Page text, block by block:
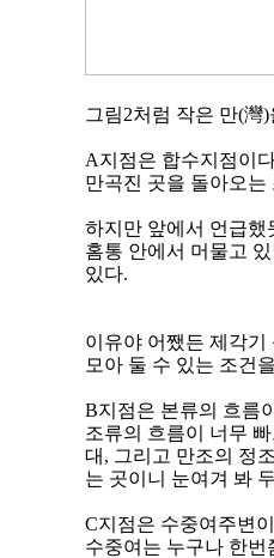
그림2처럼 작은 만(灣)
A지점은 합수지점이
만곡진 곳을 돌아오
하지만 앞에서 언급했
홈통 안에서 머물고
있다.
이유야 어쨌든 제각
모아 둘 수 있는 조건
B지점은 본류의 흐름
조류의 흐름이 너무
대 , 그리고 만조의 정
는 곳이니 눈여겨 봐
C지점은 수중여주변
수중여는 누구나 한